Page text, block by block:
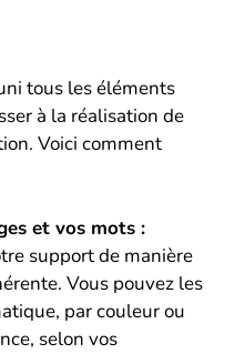
tous les éléments
à la réalisation de
Voici comment
et vos mots :
support de manière
Vous pouvez les
par couleur ou
selon vos